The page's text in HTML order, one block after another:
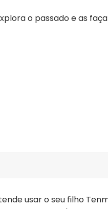
o passado e as
usar o seu filho